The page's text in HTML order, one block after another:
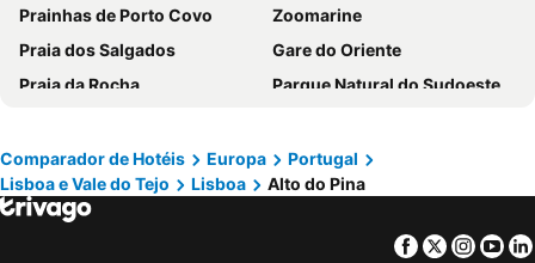
ibis Lisboa Parque das Naçoes
ibis Lisboa Jose Malhoa
Eurostars Universal Lisboa
Stay Hotel Lisboa Aeroporto
MS Aparthotel
Universo Romantico
ibis Lisboa Alfragide
VIP Grand Lisboa Hotel & SPA
The Icons Hotel
Exe Saldanha
Mercure Lisboa Almada
Prainhas de Porto Covo
Zoomarine
Praia dos Salgados
Gare do Oriente
Praia da Rocha
Parque Natural do Sudoeste Alentejano e Costa Vicentina
Melides
Baleal
Portinho da Arrábida
Mina de São Domingos
Barragem do Alqueva
Praia de Pedrogão
Comparador de Hotéis Europa
Portugal
Lisboa e Vale do Tejo
Lisboa Alto do Pina
Facebook
Twitter